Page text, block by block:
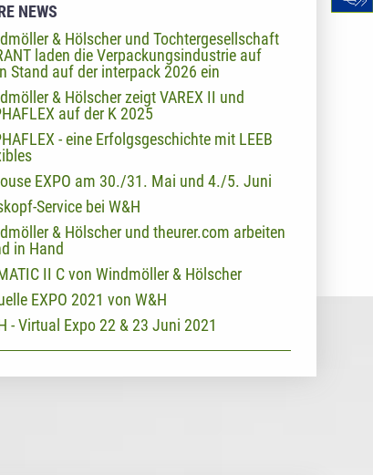
NEWS
& Hölscher und Tochtergesellschaft
laden die Verpackungsindustrie auf
Stand auf der interpack 2026 ein
& Hölscher zeigt VAREX II und
auf der K 2025
- eine Erfolgsgeschichte mit LEEB
EXPO am 30./31. Mai und 4./5. Juni
Service bei W&H
& Hölscher und theurer.com arbeiten
in Hand
II C von Windmöller & Hölscher
EXPO 2021 von W&H
- Virtual Expo 22 & 23 Juni 2021